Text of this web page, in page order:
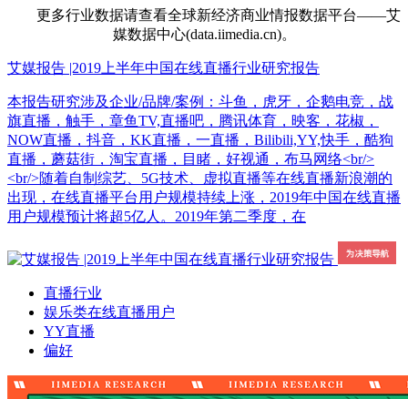
更多行业数据请查看全球新经济商业情报数据平台——艾
媒数据中心(data.iimedia.cn)。
艾媒报告 |2019上半年中国在线直播行业研究报告
本报告研究涉及企业/品牌/案例：斗鱼，虎牙，企鹅电竞，战
旗直播，触手，章鱼TV,直播吧，腾讯体育，映客，花椒，
NOW直播，抖音，KK直播，一直播，Bilibili,YY,快手，酷狗
直播，蘑菇街，淘宝直播，目睹，好视通，布马网络<br/>
<br/>随着自制综艺、5G技术、虚拟直播等在线直播新浪潮的
出现，在线直播平台用户规模持续上涨，2019年中国在线直播
用户规模预计将超5亿人。2019年第二季度，在
直播行业
娱乐类在线直播用户
YY直播
偏好